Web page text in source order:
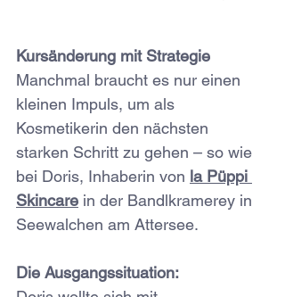
Kursänderung mit Strategie
Manchmal braucht es nur einen
kleinen Impuls, um als
Kosmetikerin den nächsten
starken Schritt zu gehen – so wie
bei Doris, Inhaberin von la Püppi
Skincare in der Bandlkramerey in
Seewalchen am Attersee.
Die Ausgangssituation: